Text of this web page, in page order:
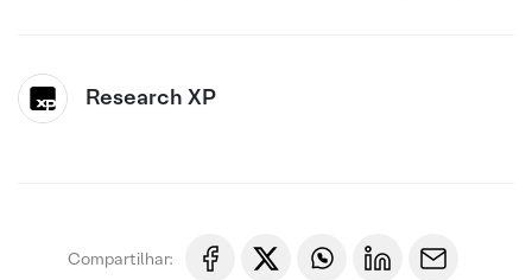
Research XP
Compartilhar: